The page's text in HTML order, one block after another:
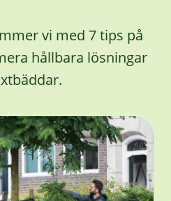
vi med 7 tips på
hållbara lösningar